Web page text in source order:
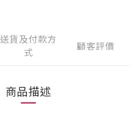
送貨及付款方
式
顧客評價
商品描述